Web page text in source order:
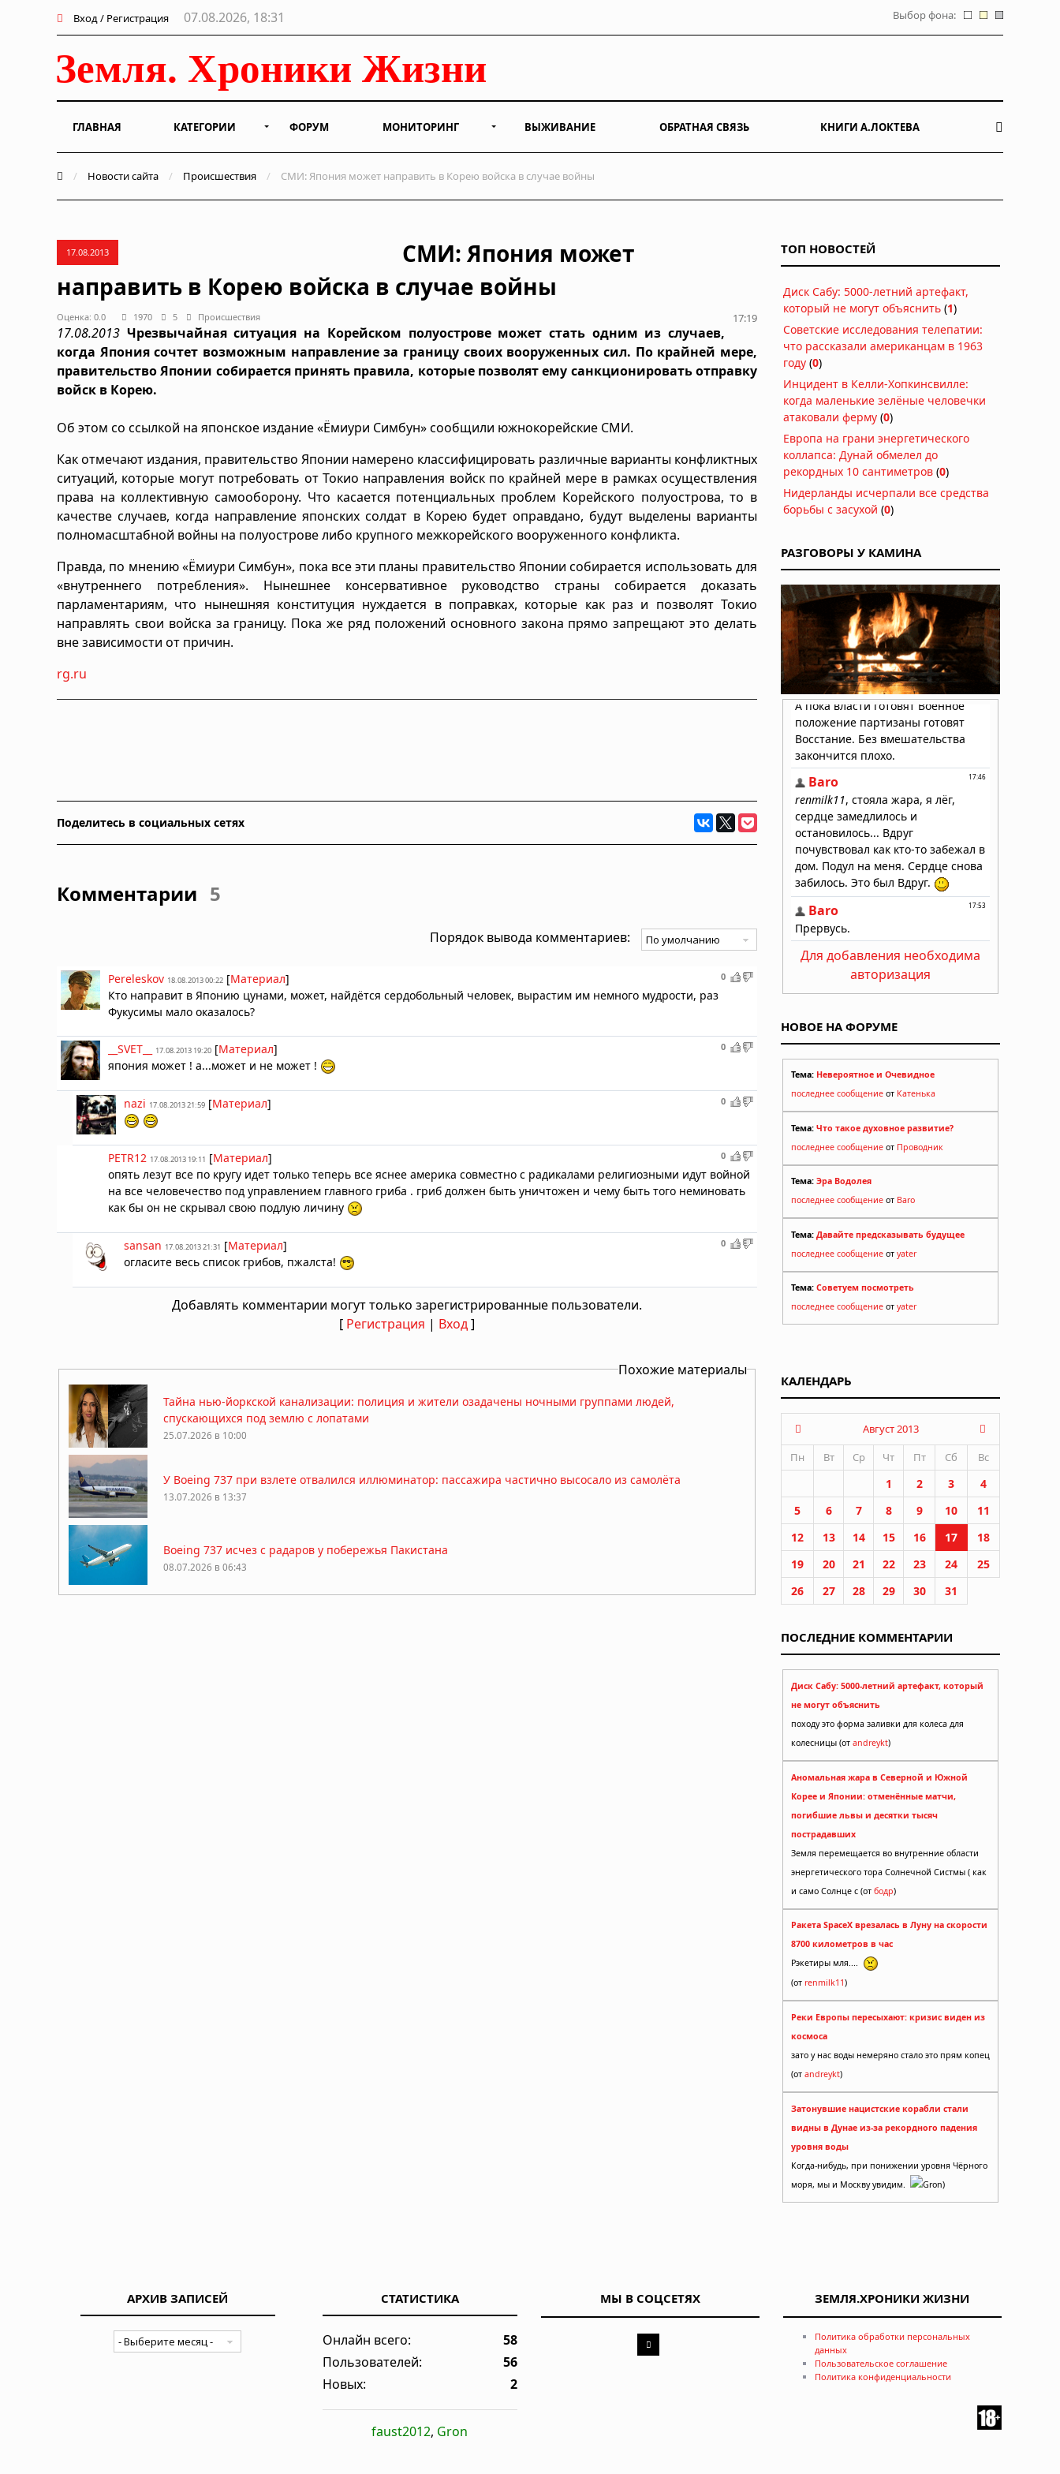
Вход / Регистрация 07.08.2026, 18:31 Выбор фона:
ГЛАВНАЯ КАТЕГОРИИ ФОРУМ МОНИТОРИНГ ВЫЖИВАНИЕ ОБРАТНАЯ СВЯЗЬ КНИГИ А.ЛОКТЕВА
/ Новости сайта / Происшествия / СМИ: Япония может направить в Корею войска в случае войны
17.08.2013
СМИ: Япония может
направить в Корею войска в случае войны
Оценка: 0.0 1970 5 Происшествия 17:19
17.08.2013 Чрезвычайная ситуация на Корейском полуострове может стать одним из случаев,
когда Япония сочтет возможным направление за границу своих вооруженных сил. По крайней мере,
правительство Японии собирается принять правила, которые позволят ему санкционировать отправку
войск в Корею.
Об этом со ссылкой на японское издание «Ёмиури Симбун» сообщили южнокорейские СМИ.
Как отмечают издания, правительство Японии намерено классифицировать различные варианты конфликтных
ситуаций, которые могут потребовать от Токио направления войск по крайней мере в рамках осуществления
права на коллективную самооборону. Что касается потенциальных проблем Корейского полуострова, то в
качестве случаев, когда направление японских солдат в Корею будет оправдано, будут выделены варианты
полномасштабной войны на полуострове либо крупного межкорейского вооруженного конфликта.
Правда, по мнению «Ёмиури Симбун», пока все эти планы правительство Японии собирается использовать для
«внутреннего потребления». Нынешнее консервативное руководство страны собирается доказать
парламентариям, что нынешняя конституция нуждается в поправках, которые как раз и позволят Токио
направлять свои войска за границу. Пока же ряд положений основного закона прямо запрещают это делать
вне зависимости от причин.
rg.ru
Поделитесь в социальных сетях
Комментарии 5
Порядок вывода комментариев:
0
Pereleskov 18.08.2013 00:22 [Материал]
Кто направит в Японию цунами, может, найдётся сердобольный человек, вырастим им немного мудрости, раз
Фукусимы мало оказалось?
0
__SVET__ 17.08.2013 19:20 [Материал]
япония может ! а...может и не может !
0
nazi 17.08.2013 21:59 [Материал]
0
PETR12 17.08.2013 19:11 [Материал]
опять лезут все по кругу идет только теперь все яснее америка совместно с радикалами религиозными идут войной
на все человечество под управлением главного гриба . гриб должен быть уничтожен и чему быть того неминовать
как бы он не скрывал свою подлую личину
0
sansan 17.08.2013 21:31 [Материал]
огласите весь список грибов, пжалста!
Добавлять комментарии могут только зарегистрированные пользователи.
[ Регистрация | Вход]
Похожие материалы
Тайна нью-йоркской канализации: полиция и жители озадачены ночными группами людей,
спускающихся под землю с лопатами
25.07.2026 в 10:00
У Boeing 737 при взлете отвалился иллюминатор: пассажира частично высосало из самолёта
13.07.2026 в 13:37
Boeing 737 исчез с радаров у побережья Пакистана
08.07.2026 в 06:43
ТОП НОВОСТЕЙ
Диск Сабу: 5000-летний артефакт,
который не могут объяснить (1)
Советские исследования телепатии:
что рассказали американцам в 1963
году (0)
Инцидент в Келли-Хопкинсвилле:
когда маленькие зелёные человечки
атаковали ферму (0)
Европа на грани энергетического
коллапса: Дунай обмелел до
рекордных 10 сантиметров (0)
Нидерланды исчерпали все средства
борьбы с засухой (0)
РАЗГОВОРЫ У КАМИНА
Для добавления необходима
авторизация
НОВОЕ НА ФОРУМЕ
Тема: Невероятное и Очевидное
последнее сообщение от Катенька
Тема: Что такое духовное развитие?
последнее сообщение от Проводник
Тема: Эра Водолея
последнее сообщение от Baro
Тема: Давайте предсказывать будущее
последнее сообщение от yater
Тема: Советуем посмотреть
последнее сообщение от yater
КАЛЕНДАРЬ
Август 2013
Пн
Вт Ср Чт Пт Сб Вс
1 2 3
4
5
6 7 8 9 10
11
12
13 14 15 16 17
18
19
20 21 22 23 24
25
26
27 28 29 30 31
ПОСЛЕДНИЕ КОММЕНТАРИИ
Диск Сабу: 5000-летний артефакт, который
не могут объяснить
походу это форма заливки для колеса для
колесницы (от andreykt)
Аномальная жара в Северной и Южной
Корее и Японии: отменённые матчи,
погибшие львы и десятки тысяч
пострадавших
Земля перемещается во внутренние области
энергетического тора Солнечной Систмы ( как
и само Солнце с (от бодр)
Ракета SpaceX врезалась в Луну на скорости
8700 километров в час
Рэкетиры мля....
(от renmilk11)
Реки Европы пересыхают: кризис виден из
космоса
зато у нас воды немеряно стало это прям копец
(от andreykt)
Затонувшие нацистские корабли стали
видны в Дунае из-за рекордного падения
уровня воды
Когда-нибудь, при понижении уровня Чёрного
моря, мы и Москву увидим.
Gron)
АРХИВ ЗАПИСЕЙ СТАТИСТИКА
Онлайн всего:
58
Пользователей:
56
Новых:
2
faust2012, Gron
МЫ В СОЦСЕТЯХ ЗЕМЛЯ.ХРОНИКИ ЖИЗНИ
Политика обработки персональных
данных
Пользовательское соглашение
Политика конфиденциальности